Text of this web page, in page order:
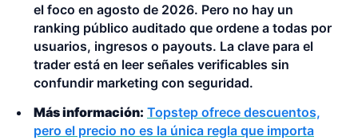
el foco en agosto de 2026. Pero no hay un
ranking público auditado que ordene a todas por
usuarios, ingresos o payouts. La clave para el
trader está en leer señales verificables sin
confundir marketing con seguridad.
Más información: Topstep ofrece descuentos,
pero el precio no es la única regla que importa